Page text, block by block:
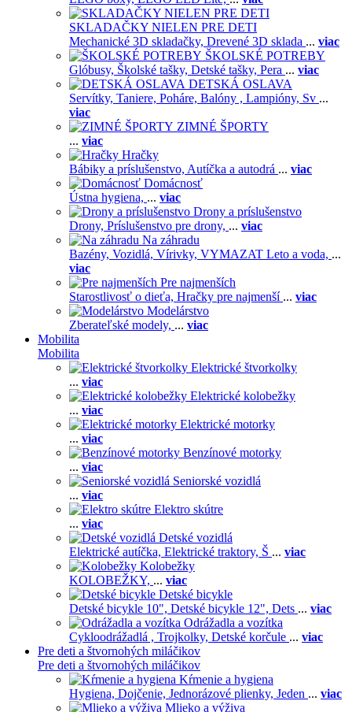
SKLADAČKY NIELEN PRE DETI
Mechanické 3D skladačky, Drevené 3D sklada ... viac
ŠKOLSKÉ POTREBY
Glóbusy, Školské tašky, Detské tašky, Pera ... viac
DETSKÁ OSLAVA
Servítky, Taniere, Poháre, Balóny , Lampióny, Sv ...
viac
ZIMNÉ ŠPORTY
... viac
Hračky
Bábiky a príslušenstvo, Autíčka a autodrá ... viac
Domácnosť
Ústna hygiena, ... viac
Drony a príslušenstvo
Drony, Príslušenstvo pre drony, ... viac
Na záhradu
Bazény, Vozidlá, Vírivky, VYMAZAT Leto a voda, ...
viac
Pre najmenších
Starostlivosť o dieťa, Hračky pre najmenší ... viac
Modelárstvo
Zberateľské modely, ... viac
Mobilita
Mobilita
Elektrické štvorkolky
... viac
Elektrické kolobežky
... viac
Elektrické motorky
... viac
Benzínové motorky
... viac
Seniorské vozidlá
... viac
Elektro skútre
... viac
Detské vozidlá
Elektrické autíčka, Elektrické traktory, Š ... viac
Kolobežky
KOLOBEŽKY, ... viac
Detské bicykle
Detské bicykle 10", Detské bicykle 12", Dets ... viac
Odrážadla a vozítka
Cykloodrážadlá , Trojkolky, Detské korčule ... viac
Pre deti a štvornohých miláčikov
Pre deti a štvornohých miláčikov
Kŕmenie a hygiena
Hygiena, Dojčenie, Jednorázové plienky, Jeden ... viac
Mlieko a výživa